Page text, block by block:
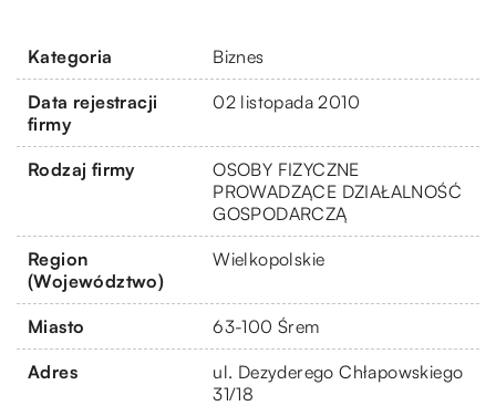
Kategoria Biznes
Data rejestracji
firmy
02 listopada 2010
Rodzaj firmy
OSOBY FIZYCZNE
PROWADZĄCE DZIAŁALNOŚĆ
GOSPODARCZĄ
Region
(Województwo)
Wielkopolskie
Miasto 63-100 Śrem
Adres
ul. Dezyderego Chłapowskiego
31/18